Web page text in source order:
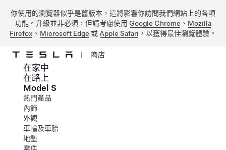
你使用的瀏覽器似乎是舊版本，這將影響你訪問我們網站上的各項
功能。升級並非必須，但請考慮使用 Google Chrome 、 Mozilla
Firefox 、 Microsoft Edge 或 Apple Safari ，以獲得最佳瀏覽體驗。
跳到主要內容
| 商店
在家中
在路上
Model S
熱門產品
內飾
外觀
車輪及車胎
地墊